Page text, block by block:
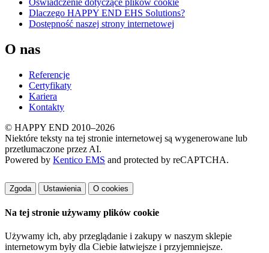
Oświadczenie dotyczące plików cookie
Dlaczego HAPPY END EHS Solutions?
Dostępność naszej strony internetowej
O nas
Referencje
Certyfikaty
Kariera
Kontakty
© HAPPY END 2010–2026
Niektóre teksty na tej stronie internetowej są wygenerowane lub
przetłumaczone przez AI.
Powered by Kentico EMS and protected by reCAPTCHA.
Zgoda Ustawienia O cookies
Na tej stronie używamy plików cookie
Używamy ich, aby przeglądanie i zakupy w naszym sklepie
internetowym były dla Ciebie łatwiejsze i przyjemniejsze.